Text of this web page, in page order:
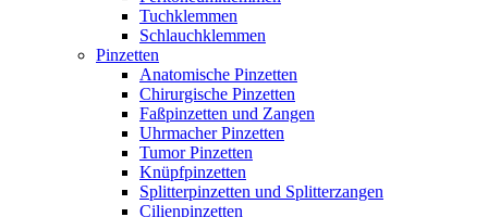
Tuchklemmen
Schlauchklemmen
Pinzetten
Anatomische Pinzetten
Chirurgische Pinzetten
Faßpinzetten und Zangen
Uhrmacher Pinzetten
Tumor Pinzetten
Knüpfpinzetten
Splitterpinzetten und Splitterzangen
Cilienpinzetten